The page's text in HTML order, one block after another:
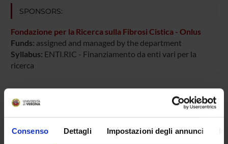
Consenso Dettagli Impostazioni degli annunci
SPONSORS:
Fondazione per la Ricerca sulla Fibrosi Cistica - Onlus
Funds: assigned and managed by the department
Syllabus: ENTI.RIC - Finanziamento da enti vari per la
ricerca
Francesca Belpinati